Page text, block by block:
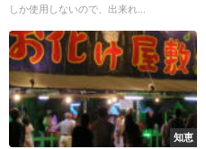
しか使用しないので、出来れ...
知恵